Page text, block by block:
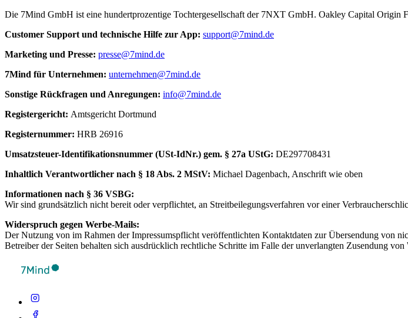
Die 7Mind GmbH ist eine hundertprozentige Tochtergesellschaft der 7NXT GmbH. Oakley Capital Origin
Cus­to­mer Sup­port und tech­nische Hilfe zur App: support@7mind.de
Mar­ke­ting und Presse: presse@7mind.de
7Mind für Unter­neh­men: unternehmen@7mind.de
Sons­tige Rück­fra­gen und Anre­gun­gen: info@7mind.de
Regis­ter­ge­richt: Amts­ge­richt Dort­mund
Regis­ter­num­mer: HRB 26916
Umsatzs­teuer-Iden­ti­fi­ka­tions­num­mer (USt-IdNr.) gem. § 27a UStG: DE297708431
Inhalt­lich Verant­wort­li­cher nach § 18 Abs. 2 MStV: Michael Dagenbach, Anschrift wie oben
Infor­ma­tio­nen nach § 36 VSBG:
Wir sind grund­sätz­lich nicht bereit oder verp­flich­tet, an Streit­bei­le­gung­sver­fah­ren vor einer
Widerspruch gegen Werbe-Mails:
Der Nutzung von im Rahmen der Impressumspflicht veröffentlichten Kontaktdaten zur Übersendung von
Betreiber der Seiten behalten sich ausdrücklich rechtliche Schritte im Falle der unverlangten Zusendung